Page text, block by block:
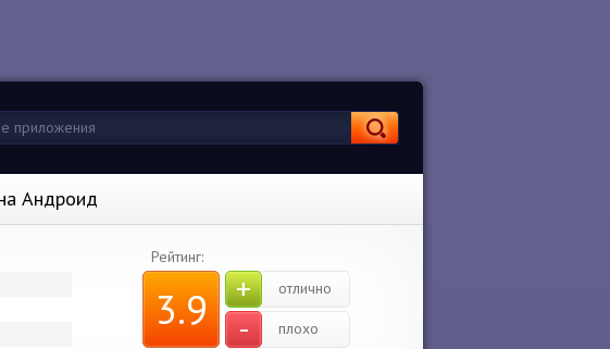
Андроид
Рейтинг:
3.9 + отлично
-
плохо